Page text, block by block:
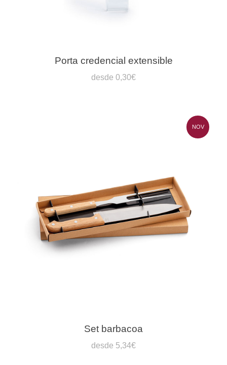
Porta credencial extensible
desde 0,30€
NOV
Set barbacoa
desde 5,34€